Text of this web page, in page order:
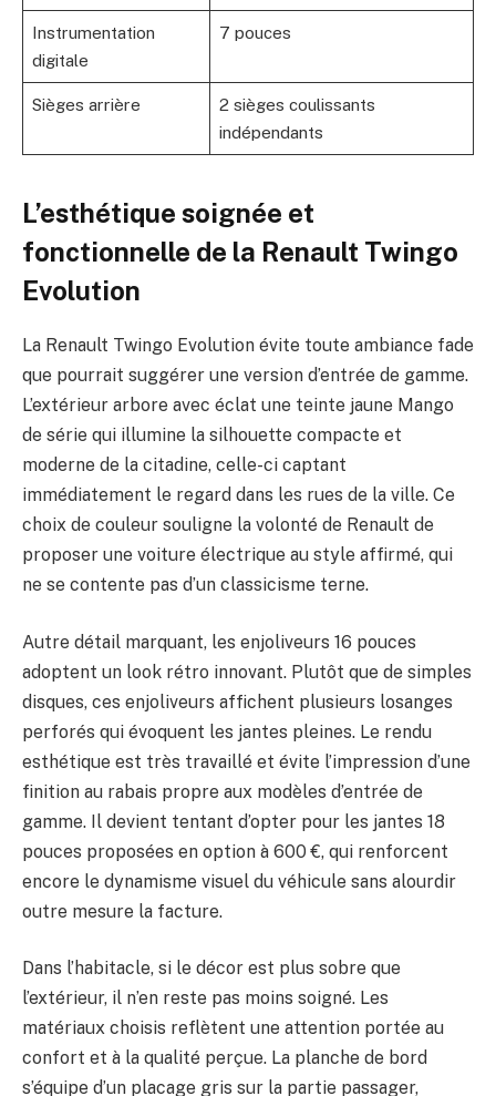
Instrumentation
digitale
7 pouces
Sièges arrière
2 sièges coulissants
indépendants
L’esthétique soignée et
fonctionnelle de la Renault Twingo
Evolution
La Renault Twingo Evolution évite toute ambiance fade
que pourrait suggérer une version d’entrée de gamme.
L’extérieur arbore avec éclat une teinte jaune Mango
de série qui illumine la silhouette compacte et
moderne de la citadine, celle-ci captant
immédiatement le regard dans les rues de la ville. Ce
choix de couleur souligne la volonté de Renault de
proposer une voiture électrique au style affirmé, qui
ne se contente pas d’un classicisme terne.
Autre détail marquant, les enjoliveurs 16 pouces
adoptent un look rétro innovant. Plutôt que de simples
disques, ces enjoliveurs affichent plusieurs losanges
perforés qui évoquent les jantes pleines. Le rendu
esthétique est très travaillé et évite l’impression d’une
finition au rabais propre aux modèles d’entrée de
gamme. Il devient tentant d’opter pour les jantes 18
pouces proposées en option à 600 €, qui renforcent
encore le dynamisme visuel du véhicule sans alourdir
outre mesure la facture.
Dans l’habitacle, si le décor est plus sobre que
l’extérieur, il n’en reste pas moins soigné. Les
matériaux choisis reflètent une attention portée au
confort et à la qualité perçue. La planche de bord
s’équipe d’un placage gris sur la partie passager,